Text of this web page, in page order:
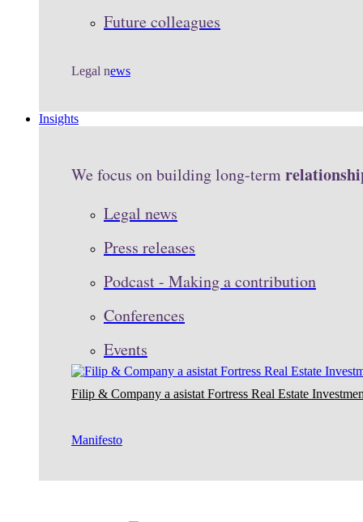
Future colleagues
Legal news
Insights
We focus on building long-term
Legal news
Press releases
Podcast - Making a contribution
Conferences
Events
Filip & Company a asistat Fortress Real Estate
Manifesto